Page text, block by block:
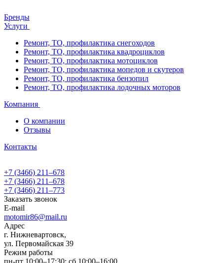
Бренды
Услуги
Ремонт, ТО, профилактика снегоходов
Ремонт, ТО, профилактика квадроциклов
Ремонт, ТО, профилактика мотоциклов
Ремонт, ТО, профилактика мопедов и скутеров
Ремонт, ТО, профилактика бензопил
Ремонт, ТО, профилактика лодочных моторов
Компания
О компании
Отзывы
Контакты
+7 (3466) 211‒678
+7 (3466) 211‒678
+7 (3466) 211‒773
Заказать звонок
E-mail
motomir86@mail.ru
Адрес
г. Нижневартовск,
ул. Первомайская 39
Режим работы
пн-пт 10:00–17:30; сб 10:00–16:00